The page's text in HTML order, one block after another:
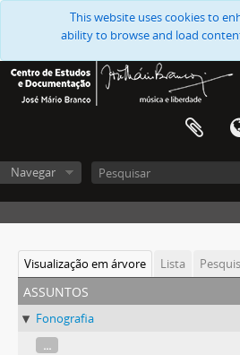
This website uses cookies to
ability to browse and load
Navegar
Visualização em árvore Lista
assuntos
Fonografia
...